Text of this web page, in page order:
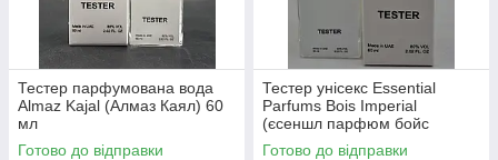
Тестер парфумована вода
Almaz Kajal (Алмаз Каял) 60
мл
Готово до відправки
Тестер унісекс Essential
Parfums Bois Imperial
(єсеншл парфюм бойс
империал) 60 мл
Готово до відправки